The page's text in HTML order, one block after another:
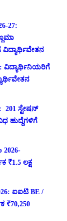
27:
ವಿದ್ಯಾರ್ಥಿವೇತನ
ವಿದ್ಯಾರ್ಥಿನಿಯರಿಗೆ
201 ಸ್ಟೇಷನ್
ಹುದ್ದೆಗಳಿಗೆ
2026-
₹1.5 ಲಕ್ಷ
ಐಐಟಿ BE /
₹70,250